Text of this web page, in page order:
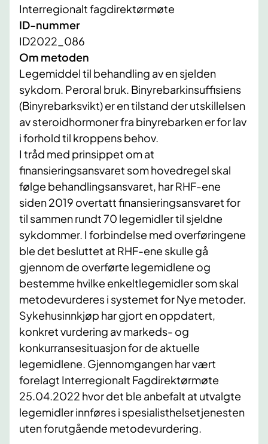
Interregionalt fagdirektørmøte
ID-nummer
ID2022_086
Om metoden
Legemiddel til behandling av en sjelden
sykdom. Peroral bruk. Binyrebarkinsuffisiens
(Binyrebarksvikt) er en tilstand der utskillelsen
av steroidhormoner fra binyrebarken er for lav
i forhold til kroppens behov.
​​​I tråd med prinsippet om at
finansieringsansvaret som hovedregel skal
følge behandlingsansvaret, har RHF-ene
siden 2019 overtatt finansieringsansvaret for
til sammen rundt 70 legemidler til sjeldne
sykdommer. I forbindelse med overføringene
ble det besluttet at RHF-ene skulle gå
gjennom de overførte legemidlene og
bestemme hvilke enkeltlegemidler som skal
metodevurderes i systemet for Nye metoder.
Sykehusinnkjøp har gjort en oppdatert,
konkret vurdering av markeds- og
konkurransesituasjon for de aktuelle
legemidlene. Gjennomgangen har vært
forelagt Interregionalt Fagdirektørmøte
25.04.2022 hvor det ble anbefalt at utvalgte
legemidler innføres i spesialisthelsetjenesten
uten forutgående metodevurdering.